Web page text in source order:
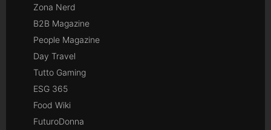
Zona Nerd
B2B Magazine
People Magazine
Day Travel
Tutto Gaming
ESG 365
Food Wiki
FuturoDonna